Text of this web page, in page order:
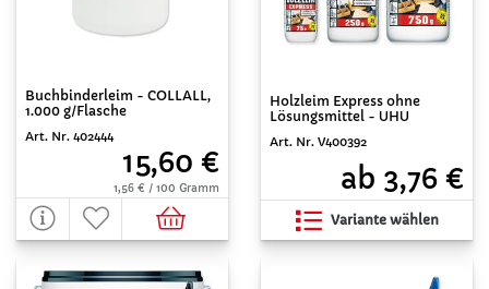
Buchbinderleim - COLLALL,
1.000 g/Flasche
Art. Nr. 402444
15,60 €
1,56 € / 100 Gramm
Holzleim Express ohne
Lösungsmittel - UHU
Art. Nr. V400392
ab 3,76 €
Variante wählen